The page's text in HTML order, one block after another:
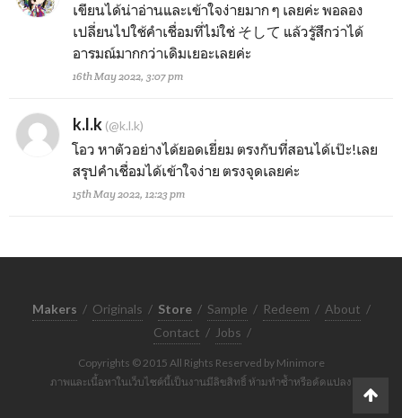
เขียนได้น่าอ่านและเข้าใจง่ายมาก ๆ เลยค่ะ พอลอง
เปลี่ยนไปใช้คำเชื่อมที่ไม่ใช่ そして แล้วรู้สึกว่าได้
อารมณ์มากกว่าเดิมเยอะเลยค่ะ
16th May 2022, 3:07 pm
k.l.k (@k.l.k)
โอว หาตัวอย่างได้ยอดเยี่ยม ตรงกับที่สอนได้เป๊ะ!เลย
สรุปคำเชื่อมได้เข้าใจง่าย ตรงจุดเลยค่ะ
15th May 2022, 12:23 pm
Makers / Originals / Store / Sample / Redeem / About /
Contact / Jobs /
Copyrights © 2015 All Rights Reserved by Minimore
ภาพและเนื้อหาในเว็บไซต์นี้เป็นงานมีลิขสิทธิ์ ห้ามทำซ้ำหรือดัดแปลง